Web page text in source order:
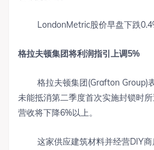
LondonMetric股价早盘下跌
格拉夫顿集团将利润指引上调5%
格拉夫顿集团(Grafton Group)
未能抵消第二季度首次实施封锁时
营收将下降6%以上。
这家供应建筑材料并经营DIY